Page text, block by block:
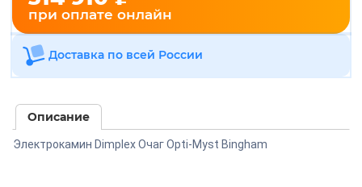
при оплате онлайн
Доставка по всей России
Описание
Электрокамин Dimplex Очаг Opti-Myst Bingham